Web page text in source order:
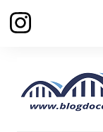
para